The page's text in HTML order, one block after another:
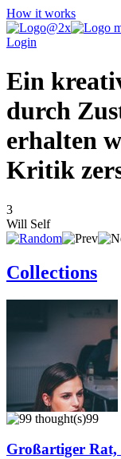
How it works
Login
Ein
durch
erhalten
Kritik
3
Will Self
Collections
99
Großartiger